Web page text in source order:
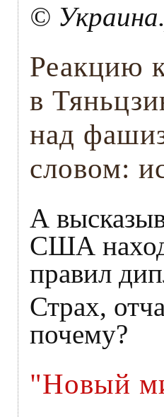
©
Реакцию
в
над
словом:
А
США
правил
Страх,
почему?
"Новый